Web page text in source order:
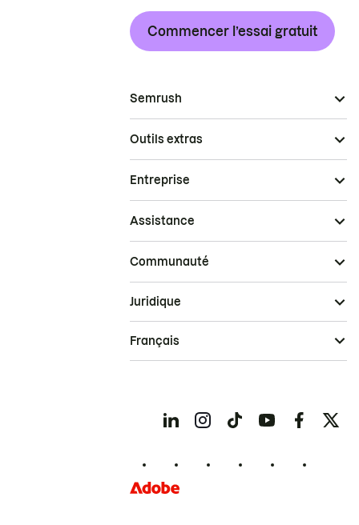
Commencer l’essai gratuit
Semrush
Outils extras
Entreprise
Assistance
Communauté
Juridique
Français